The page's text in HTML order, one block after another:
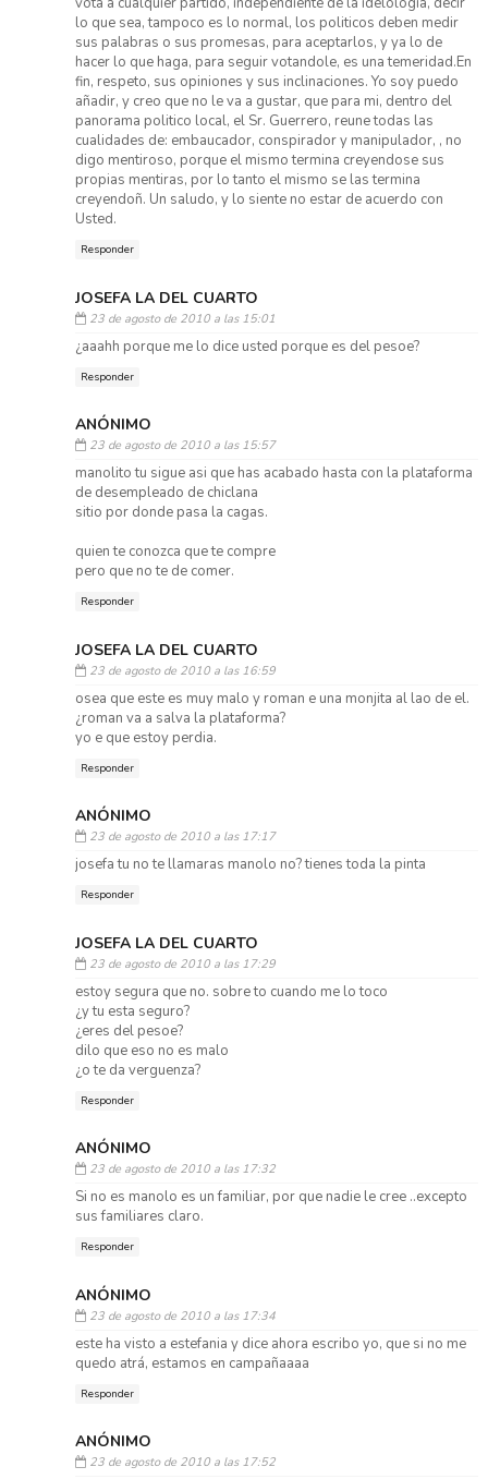
lo que sea, tampoco es lo normal, los politicos deben medir
sus palabras o sus promesas, para aceptarlos, y ya lo de
hacer lo que haga, para seguir votandole, es una temeridad.En
fin, respeto, sus opiniones y sus inclinaciones. Yo soy puedo
añadir, y creo que no le va a gustar, que para mi, dentro del
panorama politico local, el Sr. Guerrero, reune todas las
cualidades de: embaucador, conspirador y manipulador, , no
digo mentiroso, porque el mismo termina creyendose sus
propias mentiras, por lo tanto el mismo se las termina
creyendoñ. Un saludo, y lo siente no estar de acuerdo con
Usted.
Responder
JOSEFA LA DEL CUARTO
23 de agosto de 2010 a las 15:01
¿aaahh porque me lo dice usted porque es del pesoe?
Responder
ANÓNIMO
23 de agosto de 2010 a las 15:57
manolito tu sigue asi que has acabado hasta con la plataforma
de desempleado de chiclana
sitio por donde pasa la cagas.
quien te conozca que te compre
pero que no te de comer.
Responder
JOSEFA LA DEL CUARTO
23 de agosto de 2010 a las 16:59
osea que este es muy malo y roman e una monjita al lao de el.
¿roman va a salva la plataforma?
yo e que estoy perdia.
Responder
ANÓNIMO
23 de agosto de 2010 a las 17:17
josefa tu no te llamaras manolo no? tienes toda la pinta
Responder
JOSEFA LA DEL CUARTO
23 de agosto de 2010 a las 17:29
estoy segura que no. sobre to cuando me lo toco
¿y tu esta seguro?
¿eres del pesoe?
dilo que eso no es malo
¿o te da verguenza?
Responder
ANÓNIMO
23 de agosto de 2010 a las 17:32
Si no es manolo es un familiar, por que nadie le cree ..excepto
sus familiares claro.
Responder
ANÓNIMO
23 de agosto de 2010 a las 17:34
este ha visto a estefania y dice ahora escribo yo, que si no me
quedo atrá, estamos en campañaaaa
Responder
ANÓNIMO
23 de agosto de 2010 a las 17:52